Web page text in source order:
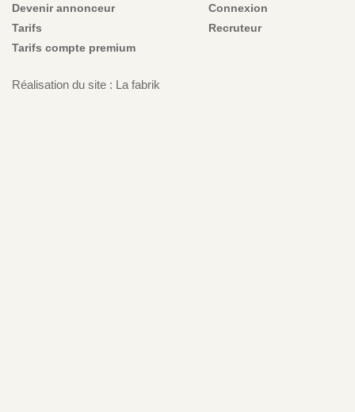
Devenir annonceur
Tarifs
Tarifs compte premium
Connexion
Recruteur
Réalisation du site : La fabrik